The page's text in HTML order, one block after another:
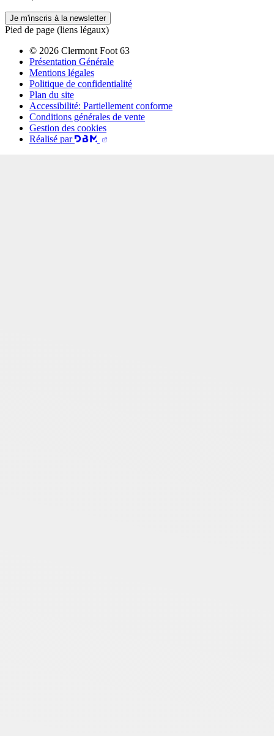
Je m'inscris à la newsletter
Pied de page (liens légaux)
© 2026 Clermont Foot 63
Présentation Générale
Mentions légales
Politique de confidentialité
Plan du site
Accessibilité: Partiellement conforme
Conditions générales de vente
Gestion des cookies
Réalisé par